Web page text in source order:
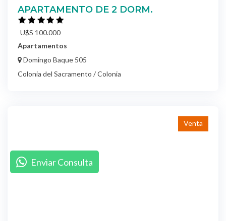
APARTAMENTO DE 2 DORM.
U$S 100.000
Apartamentos
Domingo Baque 505
Colonia del Sacramento / Colonia
Venta
Enviar Consulta